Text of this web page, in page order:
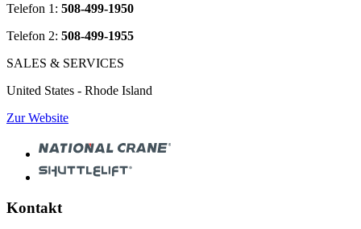
Telefon 1: 508-499-1950
Telefon 2: 508-499-1955
SALES & SERVICES
United States - Rhode Island
Zur Website
Kontakt